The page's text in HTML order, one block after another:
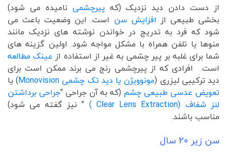
از دست دادن دید نزدیک (که پیرچشمی نامیده می شود)
بخشی طبیعی از افزایش سن است. این وضعیت باعث می
شود که فرد به تدریج در خواندن نوشته های نزدیک مانند
منوها یا تلفن همراه با مشکل مواجه شود. اولین گزینه های
شما برای غلبه بر پیر چشمی به غیر از استفاده از عینک مطالعه
است. افرادی که از پیرچشمی رنج می برند ممکن است برای
دید ترکیبی لیزری (مونوویژن یا دید تک چشمی Monovision
) یا
تعویض عدسی طبیعی چشم (که به آن جراحی "جراحی برداشتن
لنز شفاف (Clear Lens Extraction )
" نیز گفته می شود)
مناسب باشند.
سن زیر 20 سال